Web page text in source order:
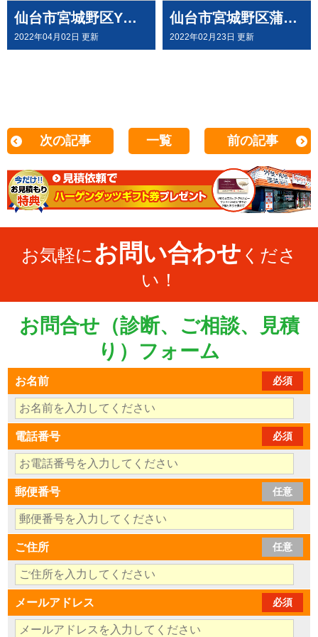
仙台市宮城野区Y様邸で 屋根外壁塗装工事させて頂きました
2022年04月02日 更新
仙台市宮城野区蒲生T様邸で 屋根外壁塗装工事させて頂きました
2022年02月23日 更新
次の記事 一覧 前の記事
お気軽に お問い合わせ くださ
い！
お問合せ（診断、ご相談、見積
り）フォーム
お名前 必須
電話番号 必須
郵便番号 任意
ご住所 任意
メールアドレス 必須